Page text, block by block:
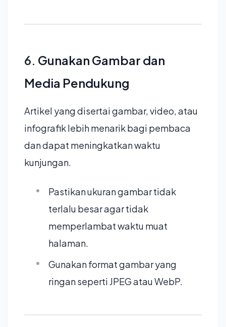
6. Gunakan Gambar dan
Media Pendukung
Artikel yang disertai gambar, video, atau
infografik lebih menarik bagi pembaca
dan dapat meningkatkan waktu
kunjungan.
Pastikan ukuran gambar tidak
terlalu besar agar tidak
memperlambat waktu muat
halaman.
Gunakan format gambar yang
ringan seperti JPEG atau WebP.